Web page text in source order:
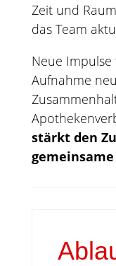
Zeit und
das Team
Neue
Aufnahme
stärkt den